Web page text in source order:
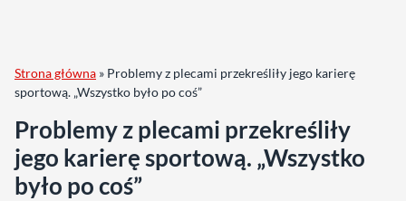
Strona główna » Problemy z plecami przekreśliły jego karierę
sportową. „Wszystko było po coś”
Problemy z plecami przekreśliły
jego karierę sportową. „Wszystko
było po coś”